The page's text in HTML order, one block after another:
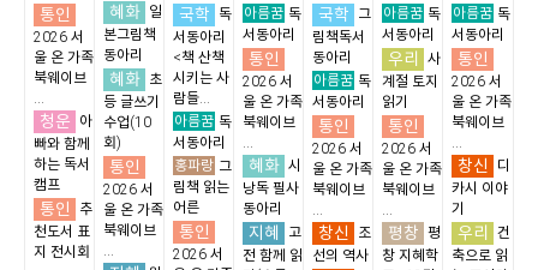
통인
2026 서
울 온 가족
북웨이브
...
청운
아
빠와 함께
하는 독서
캠프
통인
추
천도서 표
지 전시회
혜화
일
본그림책
동아리
혜화
초
등 글쓰기
수업(10
회)
통인
2026 서
울 온 가족
북웨이브
...
국학
독
서동아리
<책 산책
시키는 사
람들...
아름꿈 독
서동아리
홍파랑 그
림책 읽는
어른
통인
2026 서
아름꿈 독
서동아리
통인
2026 서
울 온 가족
북웨이브
...
혜화 시
낭독 필사
동아리
지혜
고
전 함께 읽
국학
그
림책독서
동아리
아름꿈 독
서동아리
통인
2026 서
울 온 가족
북웨이브
...
창신
조
선의 역사
아름꿈 독
서동아리
우리
사
계절 토지
읽기
통인
2026 서
울 온 가족
북웨이브
...
평창 평
창 지혜학
아름꿈 독
서동아리
통인
2026 서
울 온 가족
북웨이브
...
창신
디
카시 이야
기
우리
건
축으로 읽